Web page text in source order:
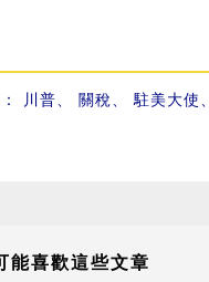
川普 關稅 駐美大使
能喜歡這些文章